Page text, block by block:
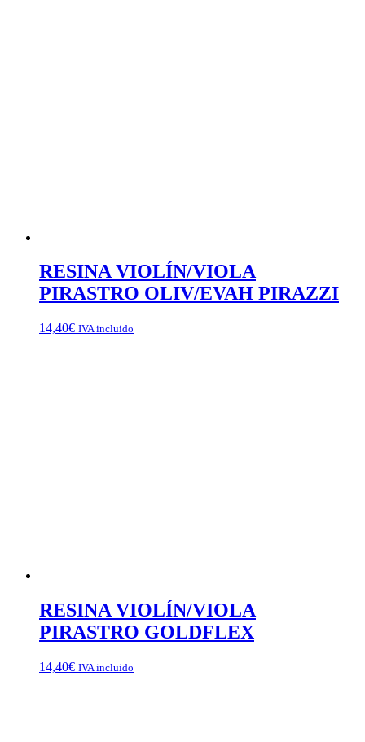
RESINA VIOLÍN/VIOLA
PIRASTRO OLIV/EVAH PIRAZZI
14,40€ IVA incluido
RESINA VIOLÍN/VIOLA
PIRASTRO GOLDFLEX
14,40€ IVA incluido